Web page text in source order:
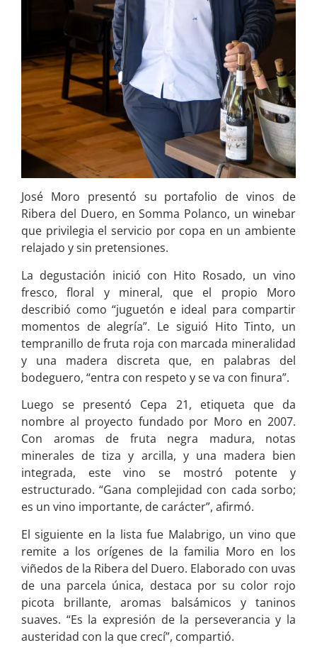
José Moro presentó su portafolio de vinos de
Ribera del Duero, en Somma Polanco, un winebar
que privilegia el servicio por copa en un ambiente
relajado y sin pretensiones.
La degustación inició con Hito Rosado, un vino
fresco, floral y mineral, que el propio Moro
describió como “juguetón e ideal para compartir
momentos de alegría”. Le siguió Hito Tinto, un
tempranillo de fruta roja con marcada mineralidad
y una madera discreta que, en palabras del
bodeguero, “entra con respeto y se va con finura”.
Luego se presentó Cepa 21, etiqueta que da
nombre al proyecto fundado por Moro en 2007.
Con aromas de fruta negra madura, notas
minerales de tiza y arcilla, y una madera bien
integrada, este vino se mostró potente y
estructurado. “Gana complejidad con cada sorbo;
es un vino importante, de carácter”, afirmó.
El siguiente en la lista fue Malabrigo, un vino que
remite a los orígenes de la familia Moro en los
viñedos de la Ribera del Duero. Elaborado con uvas
de una parcela única, destaca por su color rojo
picota brillante, aromas balsámicos y taninos
suaves. “Es la expresión de la perseverancia y la
austeridad con la que crecí”, compartió.